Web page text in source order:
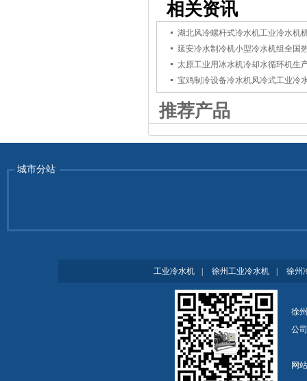
相关资讯
湖北风冷螺杆式冷水机工业冷水机
延安冷水制冷机小型冷水机组全国
太原工业用冰水机冷却水循环机生
宝鸡制冷设备冷水机风冷式工业冷
推荐产品
城市分站
工业冷水机 徐州工业冷水机 徐州
徐
公
网